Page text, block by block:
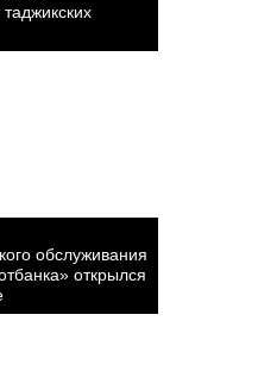
обслуживания
открылся